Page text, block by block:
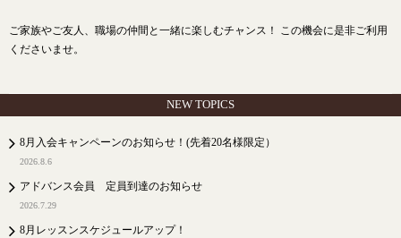
ご家族やご友人、職場の仲間と一緒に楽しむチャンス！ この機会に是非ご利用
くださいませ。
NEW TOPICS
8月入会キャンペーンのお知らせ！(先着20名様限定）
2026.8.6
アドバンス会員 定員到達のお知らせ
2026.7.29
8月レッスンスケジュールアップ！